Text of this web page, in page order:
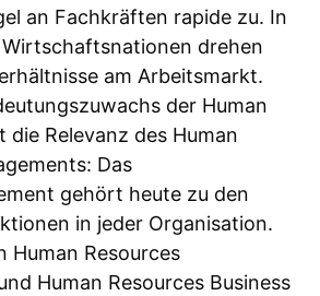
an Fachkräften rapide zu. In
drehen
am Arbeitsmarkt.
der Human
die Relevanz des Human
Das
gehört heute zu den
in jeder Organisation.
Human Resources
Human Resources Business